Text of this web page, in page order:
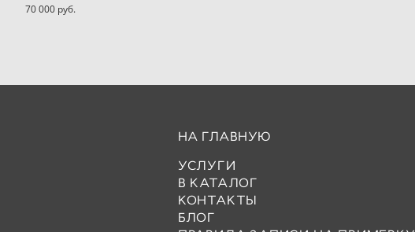
70 000 pуб.
НА ГЛАВНУЮ
УСЛУГИ
В КАТАЛОГ
КОНТАКТЫ
БЛОГ